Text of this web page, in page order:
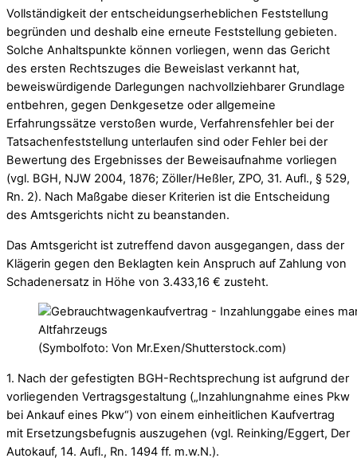
Vollständigkeit der entscheidungserheblichen Feststellung
begründen und deshalb eine erneute Feststellung gebieten.
Solche Anhaltspunkte können vorliegen, wenn das Gericht
des ersten Rechtszuges die Beweislast verkannt hat,
beweiswürdigende Darlegungen nachvollziehbarer Grundlage
entbehren, gegen Denkgesetze oder allgemeine
Erfahrungssätze verstoßen wurde, Verfahrensfehler bei der
Tatsachenfeststellung unterlaufen sind oder Fehler bei der
Bewertung des Ergebnisses der Beweisaufnahme vorliegen
(vgl. BGH, NJW 2004, 1876; Zöller/Heßler, ZPO, 31. Aufl., § 529,
Rn. 2). Nach Maßgabe dieser Kriterien ist die Entscheidung
des Amtsgerichts nicht zu beanstanden.
Das Amtsgericht ist zutreffend davon ausgegangen, dass der
Klägerin gegen den Beklagten kein Anspruch auf Zahlung von
Schadenersatz in Höhe von 3.433,16 € zusteht.
(Symbolfoto: Von Mr.Exen/Shutterstock.com)
1. Nach der gefestigten BGH-Rechtsprechung ist aufgrund der
vorliegenden Vertragsgestaltung („Inzahlungnahme eines Pkw
bei Ankauf eines Pkw“) von einem einheitlichen Kaufvertrag
mit Ersetzungsbefugnis auszugehen (vgl. Reinking/Eggert, Der
Autokauf, 14. Aufl., Rn. 1494 ff. m.w.N.).